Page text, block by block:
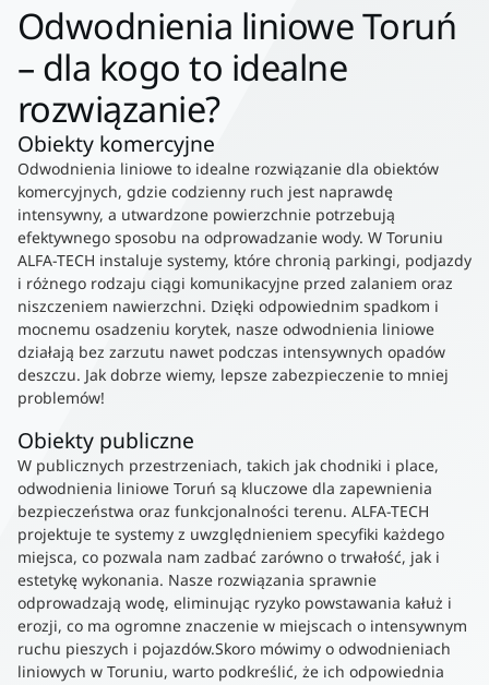
Odwodnienia liniowe Toruń
– dla kogo to idealne
rozwiązanie?
Obiekty komercyjne
Odwodnienia liniowe to idealne rozwiązanie dla obiektów
komercyjnych, gdzie codzienny ruch jest naprawdę
intensywny, a utwardzone powierzchnie potrzebują
efektywnego sposobu na odprowadzanie wody. W Toruniu
ALFA-TECH instaluje systemy, które chronią parkingi, podjazdy
i różnego rodzaju ciągi komunikacyjne przed zalaniem oraz
niszczeniem nawierzchni. Dzięki odpowiednim spadkom i
mocnemu osadzeniu korytek, nasze odwodnienia liniowe
działają bez zarzutu nawet podczas intensywnych opadów
deszczu. Jak dobrze wiemy, lepsze zabezpieczenie to mniej
problemów!
Obiekty publiczne
W publicznych przestrzeniach, takich jak chodniki i place,
odwodnienia liniowe Toruń są kluczowe dla zapewnienia
bezpieczeństwa oraz funkcjonalności terenu. ALFA-TECH
projektuje te systemy z uwzględnieniem specyfiki każdego
miejsca, co pozwala nam zadbać zarówno o trwałość, jak i
estetykę wykonania. Nasze rozwiązania sprawnie
odprowadzają wodę, eliminując ryzyko powstawania kałuż i
erozji, co ma ogromne znaczenie w miejscach o intensywnym
ruchu pieszych i pojazdów.Skoro mówimy o odwodnieniach
liniowych w Toruniu, warto podkreślić, że ich odpowiednia